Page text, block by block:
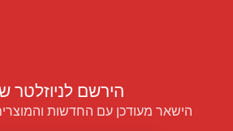
הירשם לניוזלטר
הישאר מעודכן עם החדשות